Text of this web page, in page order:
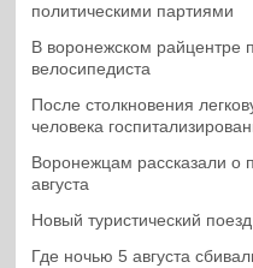
политическими партиями
В воронежском райцентре
велосипедиста
После столкновения
человека
Воронежцам рассказали о
августа
Новый туристический
Где ночью 5 августа